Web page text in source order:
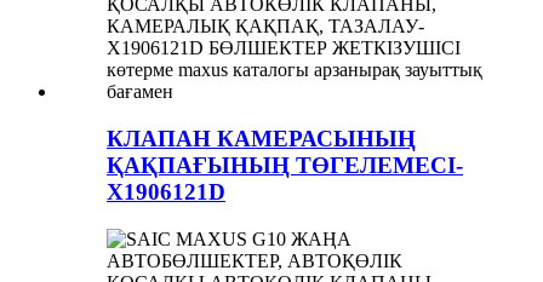
КЛАПАН КАМЕРАСЫНЫҢ
ҚАҚПАҒЫНЫҢ ТӨГЕЛЕМЕСІ-
X1906121D